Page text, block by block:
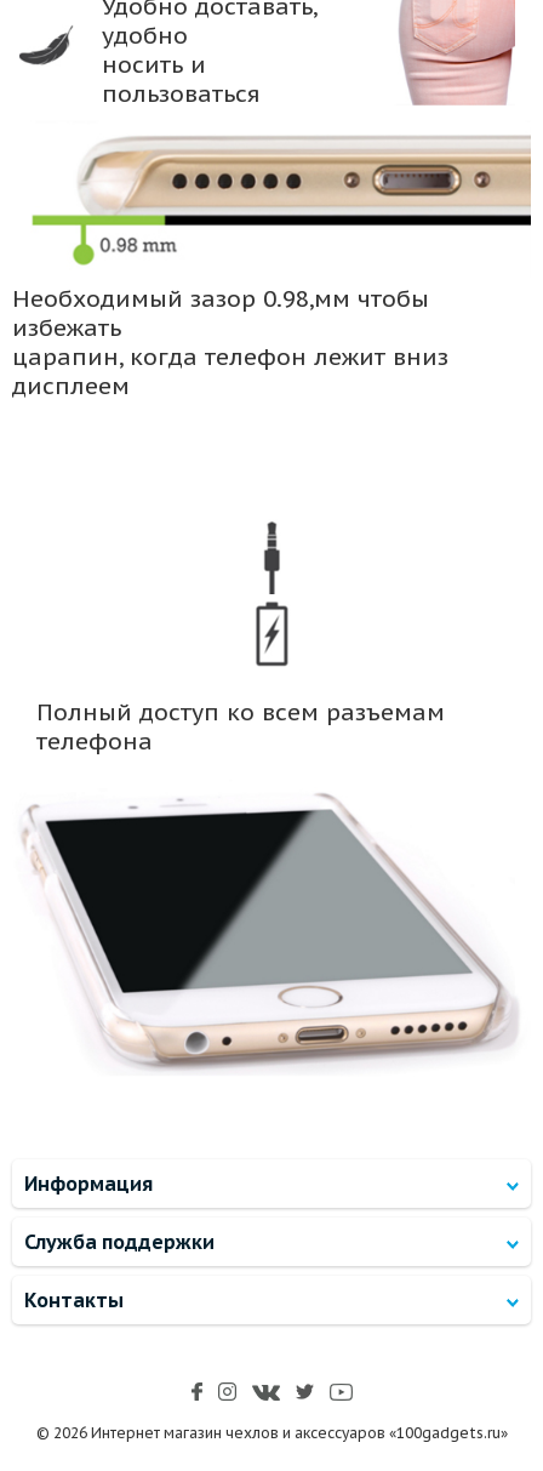
удобно
носить и
пользоваться
Необходимый зазор 0.98,мм чтобы
избежать
царапин, когда телефон лежит вниз
дисплеем
Полный доступ ко всем разъемам
телефона
Информация
Служба поддержки
Контакты
© 2026 Интернет магазин чехлов и аксессуаров «100gadgets.ru»